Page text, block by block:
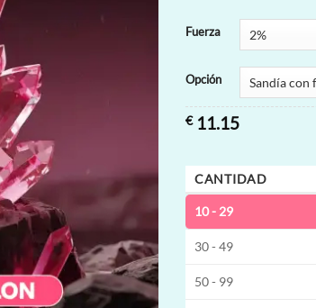
Fuerza
Opción
€11.15
CANTIDAD
10 - 29
30 - 49
50 - 99